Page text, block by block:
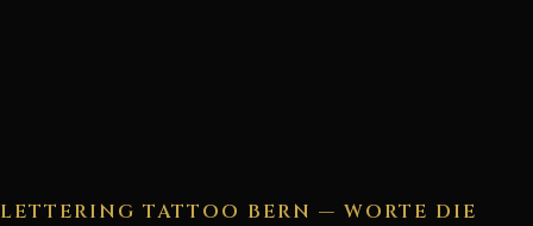
LETTERING TATTOO BERN — WORTE DIE